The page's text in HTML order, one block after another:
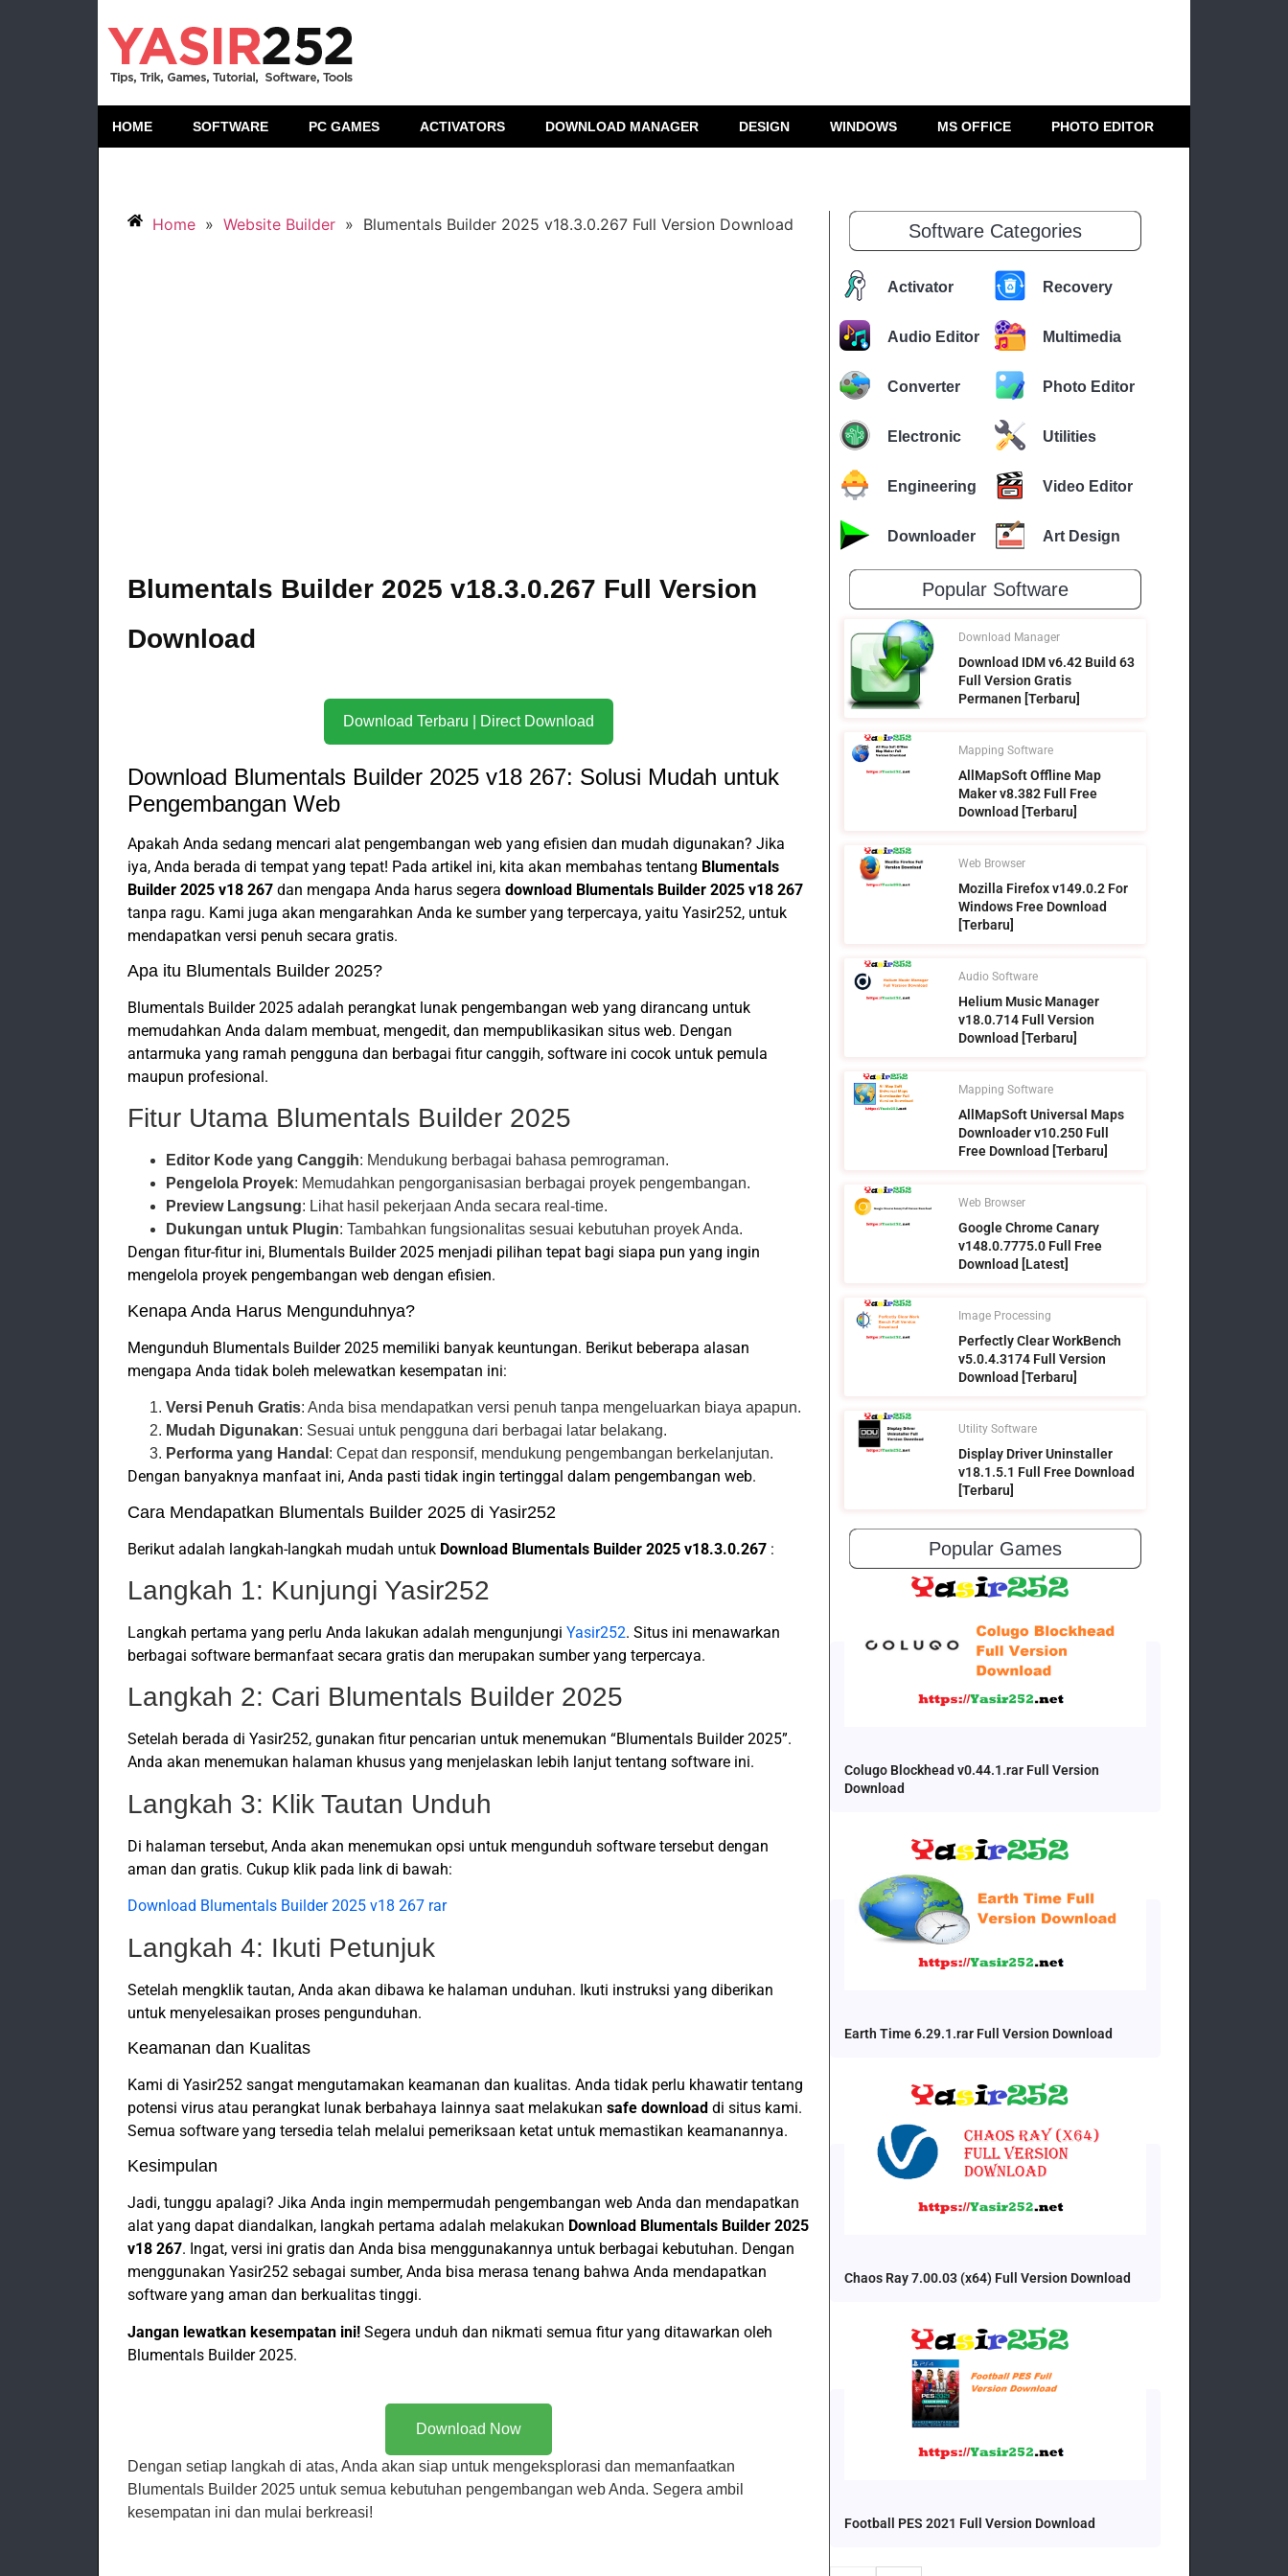
HOME SOFTWARE PC GAMES ACTIVATORS DOWNLOAD MANAGER DESIGN WINDOWS MS OFFICE PHOTO EDITOR
Home » Website Builder » Blumentals Builder 2025 v18.3.0.267 Full Version Download
Blumentals Builder 2025 v18.3.0.267 Full Version
Download
Download Terbaru | Direct Download
Download Blumentals Builder 2025 v18 267: Solusi Mudah untuk
Pengembangan Web
Apakah Anda sedang mencari alat pengembangan web yang efisien dan mudah digunakan? Jika
iya, Anda berada di tempat yang tepat! Pada artikel ini, kita akan membahas tentang Blumentals
Builder 2025 v18 267 dan mengapa Anda harus segera download Blumentals Builder 2025 v18 267
tanpa ragu. Kami juga akan mengarahkan Anda ke sumber yang terpercaya, yaitu Yasir252, untuk
mendapatkan versi penuh secara gratis.
Apa itu Blumentals Builder 2025?
Blumentals Builder 2025 adalah perangkat lunak pengembangan web yang dirancang untuk
memudahkan Anda dalam membuat, mengedit, dan mempublikasikan situs web. Dengan
antarmuka yang ramah pengguna dan berbagai fitur canggih, software ini cocok untuk pemula
maupun profesional.
Fitur Utama Blumentals Builder 2025
Editor Kode yang Canggih: Mendukung berbagai bahasa pemrograman.
Pengelola Proyek: Memudahkan pengorganisasian berbagai proyek pengembangan.
Preview Langsung: Lihat hasil pekerjaan Anda secara real-time.
Dukungan untuk Plugin: Tambahkan fungsionalitas sesuai kebutuhan proyek Anda.
Dengan fitur-fitur ini, Blumentals Builder 2025 menjadi pilihan tepat bagi siapa pun yang ingin
mengelola proyek pengembangan web dengan efisien.
Kenapa Anda Harus Mengunduhnya?
Mengunduh Blumentals Builder 2025 memiliki banyak keuntungan. Berikut beberapa alasan
mengapa Anda tidak boleh melewatkan kesempatan ini:
Versi Penuh Gratis: Anda bisa mendapatkan versi penuh tanpa mengeluarkan biaya apapun.
Mudah Digunakan: Sesuai untuk pengguna dari berbagai latar belakang.
Performa yang Handal : Cepat dan responsif, mendukung pengembangan berkelanjutan.
Dengan banyaknya manfaat ini, Anda pasti tidak ingin tertinggal dalam pengembangan web.
Cara Mendapatkan Blumentals Builder 2025 di Yasir252
Berikut adalah langkah-langkah mudah untuk Download Blumentals Builder 2025 v18.3.0.267 :
Langkah 1: Kunjungi Yasir252
Langkah pertama yang perlu Anda lakukan adalah mengunjungi Yasir252. Situs ini menawarkan
berbagai software bermanfaat secara gratis dan merupakan sumber yang terpercaya.
Langkah 2: Cari Blumentals Builder 2025
Setelah berada di Yasir252, gunakan fitur pencarian untuk menemukan “Blumentals Builder 2025”.
Anda akan menemukan halaman khusus yang menjelaskan lebih lanjut tentang software ini.
Langkah 3: Klik Tautan Unduh
Di halaman tersebut, Anda akan menemukan opsi untuk mengunduh software tersebut dengan
aman dan gratis. Cukup klik pada link di bawah:
Download Blumentals Builder 2025 v18 267 rar
Langkah 4: Ikuti Petunjuk
Setelah mengklik tautan, Anda akan dibawa ke halaman unduhan. Ikuti instruksi yang diberikan
untuk menyelesaikan proses pengunduhan.
Keamanan dan Kualitas
Kami di Yasir252 sangat mengutamakan keamanan dan kualitas. Anda tidak perlu khawatir tentang
potensi virus atau perangkat lunak berbahaya lainnya saat melakukan safe download di situs kami.
Semua software yang tersedia telah melalui pemeriksaan ketat untuk memastikan keamanannya.
Kesimpulan
Jadi, tunggu apalagi? Jika Anda ingin mempermudah pengembangan web Anda dan mendapatkan
alat yang dapat diandalkan, langkah pertama adalah melakukan Download Blumentals Builder 2025
v18 267. Ingat, versi ini gratis dan Anda bisa menggunakannya untuk berbagai kebutuhan. Dengan
menggunakan Yasir252 sebagai sumber, Anda bisa merasa tenang bahwa Anda mendapatkan
software yang aman dan berkualitas tinggi.
Jangan lewatkan kesempatan ini! Segera unduh dan nikmati semua fitur yang ditawarkan oleh
Blumentals Builder 2025.
Download Now
Dengan setiap langkah di atas, Anda akan siap untuk mengeksplorasi dan memanfaatkan
Blumentals Builder 2025 untuk semua kebutuhan pengembangan web Anda. Segera ambil
kesempatan ini dan mulai berkreasi!
Software Categories
Activator Recovery
Audio Editor Multimedia
Converter Photo Editor
Electronic Utilities
Engineering Video Editor
Downloader Art Design
Popular Software
Download Manager
Download IDM v6.42 Build 63
Full Version Gratis
Permanen [Terbaru]
Mapping Software
AllMapSoft Offline Map
Maker v8.382 Full Free
Download [Terbaru]
Web Browser
Mozilla Firefox v149.0.2 For
Windows Free Download
[Terbaru]
Audio Software
Helium Music Manager
v18.0.714 Full Version
Download [Terbaru]
Mapping Software
AllMapSoft Universal Maps
Downloader v10.250 Full
Free Download [Terbaru]
Web Browser
Google Chrome Canary
v148.0.7775.0 Full Free
Download [Latest]
Image Processing
Perfectly Clear WorkBench
v5.0.4.3174 Full Version
Download [Terbaru]
Utility Software
Display Driver Uninstaller
v18.1.5.1 Full Free Download
[Terbaru]
Popular Games
Colugo Blockhead v0.44.1.rar Full Version
Download
Earth Time 6.29.1.rar Full Version Download
Chaos Ray 7.00.03 (x64) Full Version Download
Football PES 2021 Full Version Download